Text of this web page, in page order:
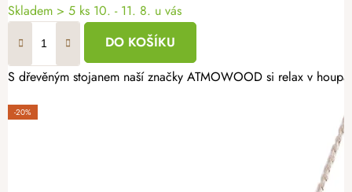
Skladem > 5 ks 10. - 11. 8. u vás
DO KOŠÍKU
S dřevěným stojanem naší značky ATMOWOOD si relax v
-20%